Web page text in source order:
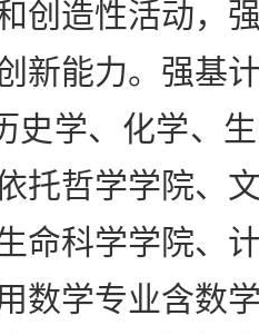
创造性活动，
新能力。强基
史学、化学、
托哲学学院、
命科学学院、
数学专业含数